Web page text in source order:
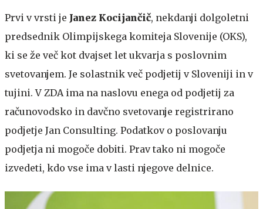
Prvi v vrsti je Janez Kocijančič, nekdanji dolgoletni
predsednik Olimpijskega komiteja Slovenije (OKS),
ki se že več kot dvajset let ukvarja s poslovnim
svetovanjem. Je solastnik več podjetij v Sloveniji in v
tujini. V ZDA ima na naslovu enega od podjetij za
računovodsko in davčno svetovanje registrirano
podjetje Jan Consulting. Podatkov o poslovanju
podjetja ni mogoče dobiti. Prav tako ni mogoče
izvedeti, kdo vse ima v lasti njegove delnice.